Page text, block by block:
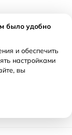
было удобно
и обеспечить
настройками
вы